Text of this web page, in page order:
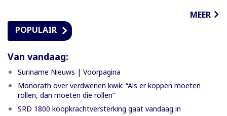
MEER
POPULAIR
Van vandaag:
Suriname Nieuws | Voorpagina
Monorath over verdwenen kwik: “Als er koppen moeten
rollen, dan moeten die rollen”
SRD 1800 koopkrachtversterking gaat vandaag in